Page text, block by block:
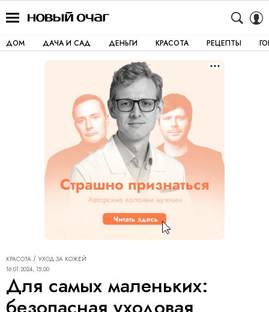
ДОМ ДАЧА И САД ДЕНЬГИ КРАСОТА РЕЦЕПТЫ
КРАСОТА
УХОД ЗА КОЖЕЙ
16.01.2024, 15:00
Для самых маленьких: